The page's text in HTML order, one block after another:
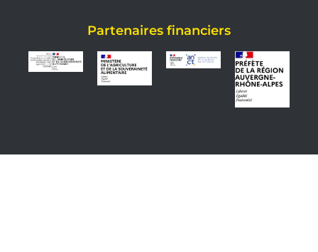
Partenaires financiers